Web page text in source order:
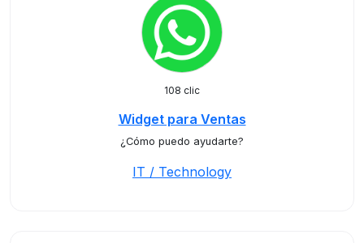
108 clic
Widget para Ventas
¿Cómo puedo ayudarte?
IT / Technology